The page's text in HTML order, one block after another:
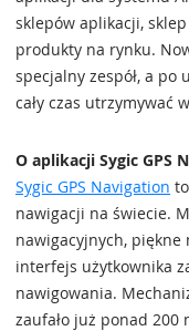
sklepów aplikacji,
produkty na rynku.
specjalny zespół, a po
cały czas utrzymywać
O aplikacji Sygic GPS
Sygic GPS Navigation
nawigacji na świecie.
nawigacyjnych, piękne
interfejs użytkownika
nawigowania.
zaufało już ponad 200